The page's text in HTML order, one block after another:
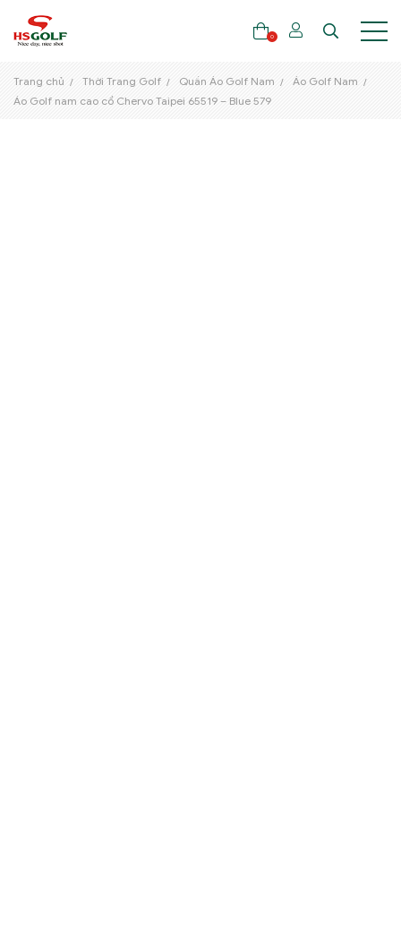
0
Trang chủ Thời Trang Golf Quần Áo Golf Nam
Áo Golf Nam
Áo Golf nam cao cổ Chervo Taipei 65519 – Blue 579